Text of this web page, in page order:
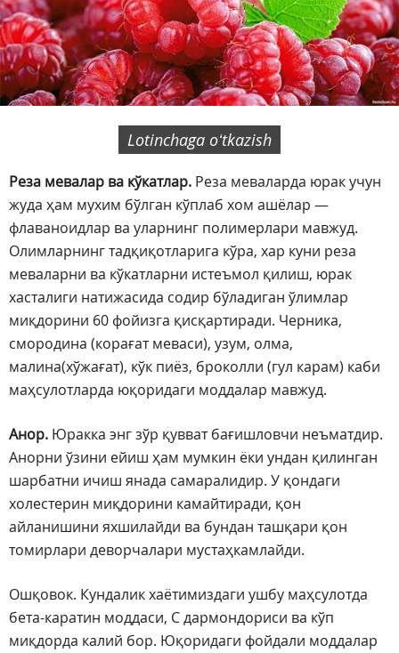
Lotinchaga oʻtkazish
Реза мевалар ва кўкатлар. Реза меваларда юрак учун
жуда ҳам мухим бўлган кўплаб хом ашёлар —
флаваноидлар ва уларнинг полимерлари мавжуд.
Олимларнинг тадқиқотларига кўра, хар куни реза
меваларни ва кўкатларни истеъмол қилиш, юрак
хасталиги натижасида содир бўладиган ўлимлар
миқдорини 60 фойизга қисқартиради. Черника,
смородина (корағат меваси), узум, олма,
малина(хўжағат), кўк пиёз, броколли (гул карам) каби
маҳсулотларда юқоридаги моддалар мавжуд.
Анор. Юракка энг зўр қувват бағишловчи неъматдир.
Анорни ўзини ейиш ҳам мумкин ёки ундан қилинган
шарбатни ичиш янада самаралидир. У қондаги
холестерин миқдорини камайтиради, қон
айланишини яхшилайди ва бундан ташқари қон
томирлари деворчалари мустаҳкамлайди.
Ошқовок. Кундалик хаётимиздаги ушбу маҳсулотда
бета-каратин моддаси, С дармондориси ва кўп
миқдорда калий бор. Юқоридаги фойдали моддалар